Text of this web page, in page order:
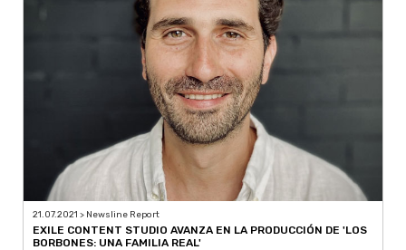
21.07.2021 > Newsline Report
EXILE CONTENT STUDIO AVANZA EN LA PRODUCCIÓN DE 'LOS
BORBONES: UNA FAMILIA REAL'